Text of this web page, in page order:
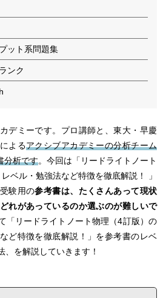
ット系問題集
ンク
デミーです。プロ講師と、東大・早慶
よるアクシブアカデミーの分析チーム
分析です。今回は「リードライトノート
ベル・勉強法など特徴を徹底解説！ 」
験用の参考書は、たくさんあって現状
れがあっているのか選ぶのが難しいで
「リードライトノート物理（4訂版）の
ど特徴を徹底解説！」を参考書のレベ
、を解説していきます！